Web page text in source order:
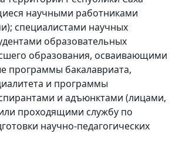
научными работниками
специалистами научных
образовательных
образования, осваивающими
программы бакалавриата,
и программы
и адъюнктами (лицами,
проходящими службу по
научно-педагогических